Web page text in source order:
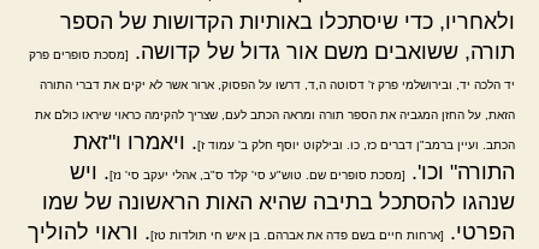
ולאחריו, כדי שיסתכלו באותיות הקדושות של הספר
תורה, ששואבים משם אור גדול של קדושה.
[מסכת סופרים פרק
יד הלכה יד, ובירושלמי פרק ז' דסוטה ה,ד, דרשו על הפסוק, ארור אשר לא יקים את דברי התורה
הזאת, על החזן המגביה את הספר תורה ומראה הכתב לעם, שצריך להקימה כראוי שיראו כולם את
הכתב. ועיין ברמב"ן דברים כז, כו. ובילקוט יוסף חלק ב' עמוד ז]. ויאמרו ו"זאת
התורה" וכו'.
[מסכת סופרים שם. טוש"ע סי' קלד ס"ב, אהלי יעקב סי' נז]. ויש
שנהגו להסתכל בתיבה שהיא האות הראשונה של שמו
הפרטי.
[ארחות חיים בשם פדה את אברהם. בן איש חי תולדות טז]. וראוי להוליך